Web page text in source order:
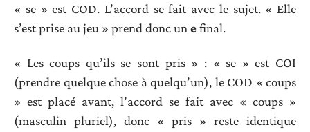
« se » est COD. L’accord se fait avec le sujet. « Elle
s’est prise au jeu » prend donc un efinal.
« Les coups qu’ils se sont pris » : « se » est COI
(prendre quelque chose à quelqu’un), le COD « coups
» est placé avant, l’accord se fait avec « coups »
(masculin pluriel), donc « pris » reste identique